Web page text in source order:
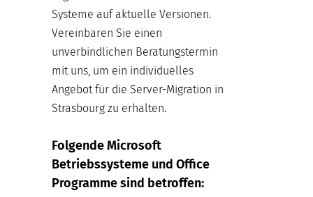
Systeme auf aktuelle Versionen.
Vereinbaren Sie einen
unverbindlichen Beratungstermin
mit uns, um ein individuelles
Angebot für die Server-Migration in
Strasbourg zu erhalten.
Folgende Microsoft
Betriebssysteme und Office
Programme sind betroffen: